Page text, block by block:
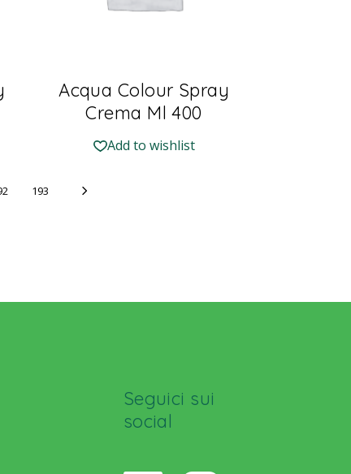
Acqua Colour Spray
Crema Ml 400
Add to wishlist
193
Seguici sui
social